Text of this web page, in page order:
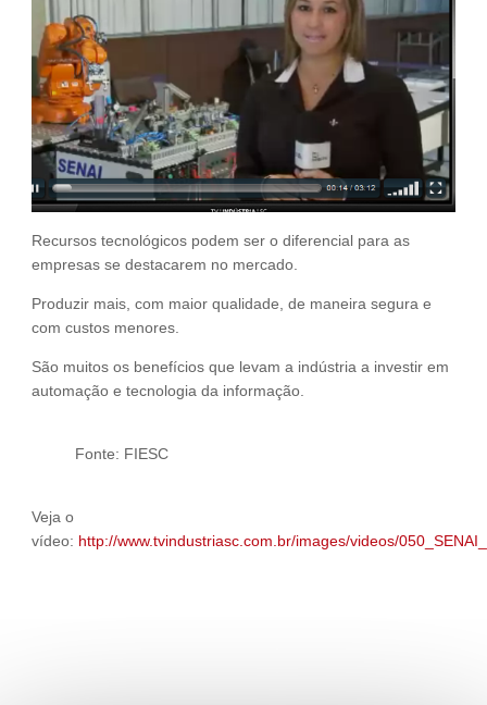
Fale Conosco
NOSSAS ASSOCIADAS
SEJA UM ASSOCIADO
VAGAS
Recursos tecnológicos podem ser o diferencial para as
empresas se destacarem no mercado.
Produzir mais, com maior qualidade, de maneira segura e
com custos menores.
São muitos os benefícios que levam a indústria a investir em
automação e tecnologia da informação.
Fonte: FIESC
Veja o
vídeo: http://www.tvindustriasc.com.br/images/videos/